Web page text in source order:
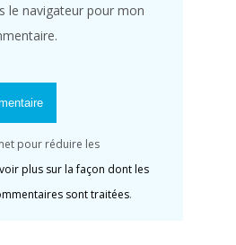
le navigateur pour mon
pour réduire les
plus sur la façon dont les
sont traitées.